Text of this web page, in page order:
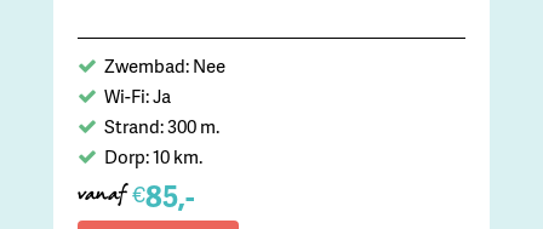
Zwembad: Nee
Wi-Fi: Ja
Strand: 300 m.
Dorp: 10 km.
vanaf €85,-